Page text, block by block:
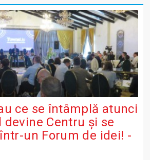
ce se întâmplă atunci
devine Centru și se
un Forum de idei! -